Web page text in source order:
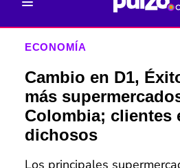
ECONOMÍA
Cambio en D1,
más
Colombia; clientes
dichosos
Los principales